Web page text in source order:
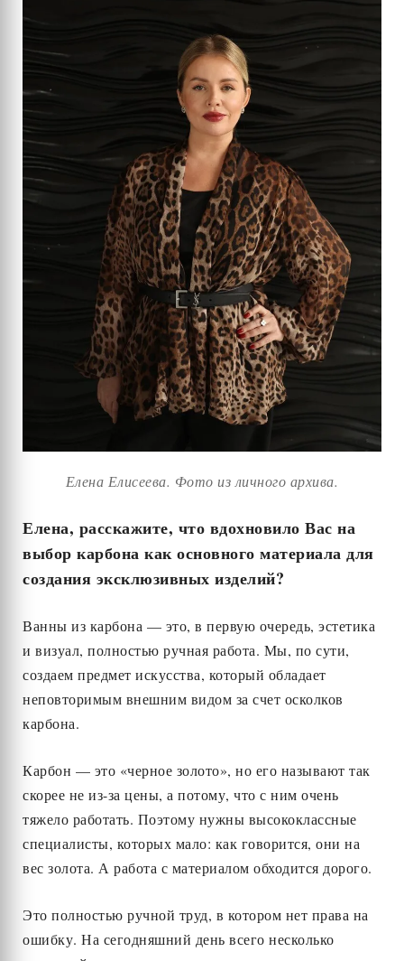
Елена Елисеева. Фото из личного архива.
Елена, расскажите, что вдохновило Вас на
выбор карбона как основного материала для
создания эксклюзивных изделий?
Ванны из карбона — это, в первую очередь, эстетика
и визуал, полностью ручная работа. Мы, по сути,
создаем предмет искусства, который обладает
неповторимым внешним видом за счет осколков
карбона.
Карбон — это «черное золото», но его называют так
скорее не из-за цены, а потому, что с ним очень
тяжело работать. Поэтому нужны высококлассные
специалисты, которых мало: как говорится, они на
вес золота. А работа с материалом обходится дорого.
Это полностью ручной труд, в котором нет права на
ошибку. На сегодняшний день всего несколько